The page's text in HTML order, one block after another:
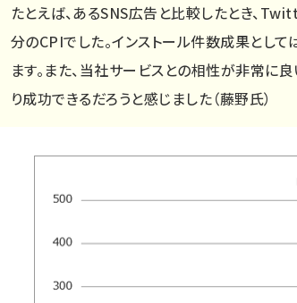
たとえば、あるSNS広告と比較したとき、
分のCPIでした。インストール件数成果とし
ます。また、当社サービスとの相性が非常に
り成功できるだろうと感じました（藤野氏）